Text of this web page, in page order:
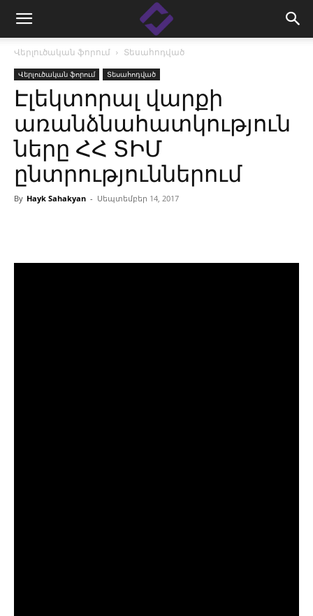
Վերլուծական ֆորում Տեսահոդված
Վերլուծական ֆորում Տեսահոդված
Էլեկտորալ վարքի
առանձնահատկություն
ները ՀՀ ՏԻՄ
ընտրություններում
By Hayk Sahakyan - Սեպտեմբեր 14, 2017